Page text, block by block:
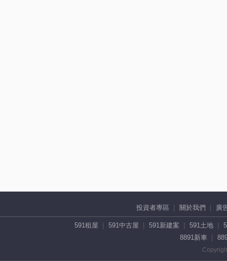
投資者專區 關於我們 廣
591租屋 591中古屋 591新建案 591土地
8891新車